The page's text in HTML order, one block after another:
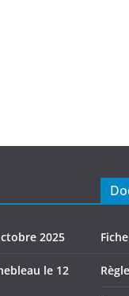
2025
le 12